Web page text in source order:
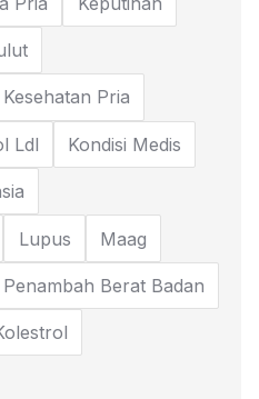
Kesehatan Pria
Ldl Kondisi Medis
Lupus Maag
Berat Badan